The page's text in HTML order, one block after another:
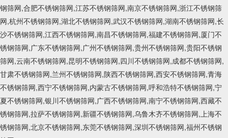
钢筛网,合肥不锈钢筛网,江苏不锈钢筛网,南京不锈钢筛网,浙江不锈钢筛
网,杭州不锈钢筛网,湖北不锈钢筛网,武汉不锈钢筛网,湖南不锈钢筛网,长
沙不锈钢筛网,江西不锈钢筛网,南昌不锈钢筛网,福建不锈钢筛网,厦门不
锈钢筛网,广东不锈钢筛网,广州不锈钢筛网,贵州不锈钢筛网,贵阳不锈钢
筛网,云南不锈钢筛网,昆明不锈钢筛网,四川不锈钢筛网,成都不锈钢筛网,
甘肃不锈钢筛网,兰州不锈钢筛网,陕西不锈钢筛网,西安不锈钢筛网,青海
不锈钢筛网,西宁不锈钢筛网,内蒙古不锈钢筛网,呼和浩特不锈钢筛网,宁
夏不锈钢筛网,银川不锈钢筛网,广西不锈钢筛网,南宁不锈钢筛网,西藏不
锈钢筛网,拉萨不锈钢筛网,新疆不锈钢筛网,乌鲁木齐不锈钢筛网,上海不
锈钢筛网,北京不锈钢筛网,东莞不锈钢筛网,深圳不锈钢筛网,福州不锈钢